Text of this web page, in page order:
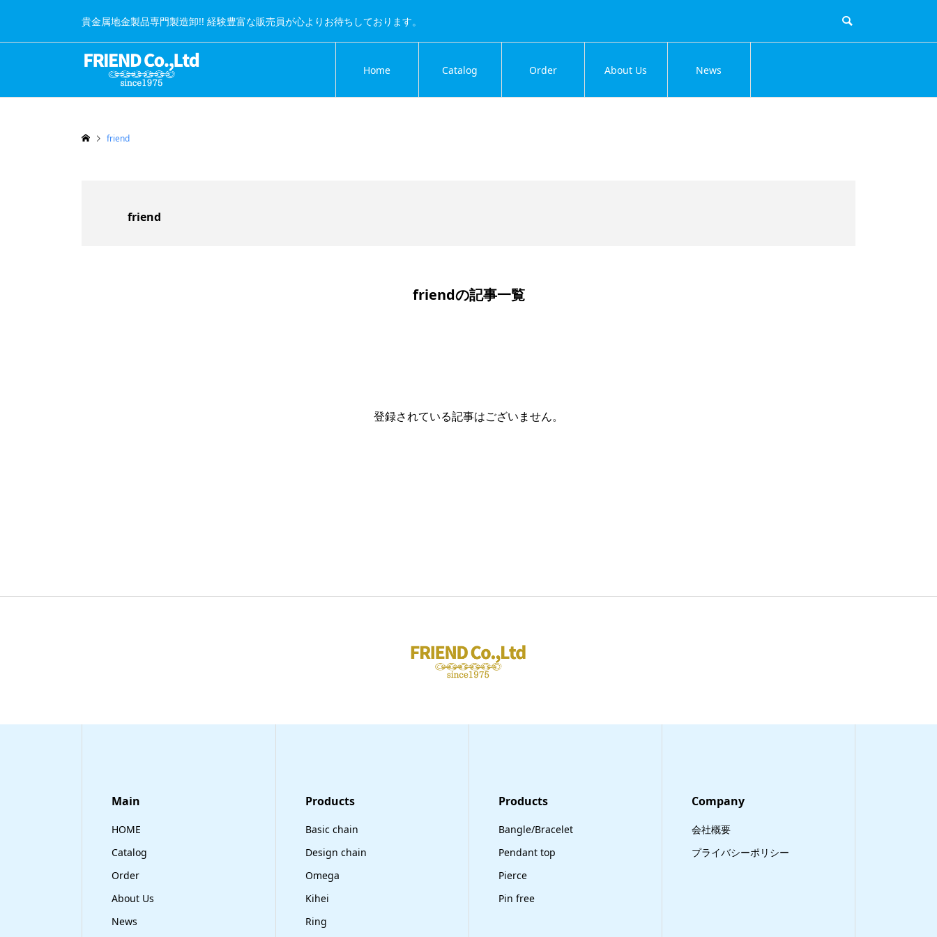
貴金属地金製品専門製造卸!! 経験豊富な販売員が心よりお待ちしております。
Home Catalog Order About Us News
friend
friend
friendの記事一覧
登録されている記事はございません。
Main
HOME
Catalog
Order
About Us
News
​Products
Basic chain
Design chain
Omega
Kihei
Ring
​Products
Bangle/Bracelet
Pendant top
Pierce
Pin free
Company
会社概要
プライバシーポリシー